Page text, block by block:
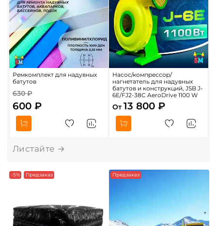
Ремкомплект для надувных
батутов
630 ₽
600 ₽
Насос/компрессор/
нагнетатель для надувных
батутов и конструкций, JSB J-
6E/FJ2-38C AeroDrive 1100 W
От 13 800 ₽
-5% Предзаказ Предзаказ